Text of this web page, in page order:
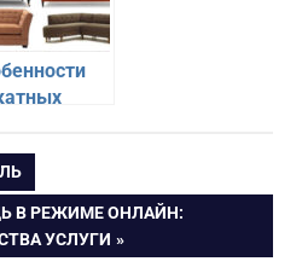
В РЕЖИМЕ ОНЛАЙН:
УСЛУГИ